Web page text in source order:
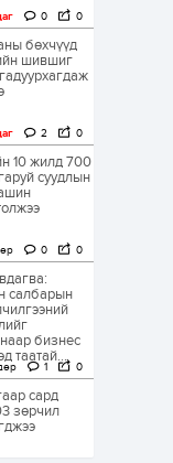
0 0
бөхчүүд
шившиг
2 0
10 жилд 700
суудлын
0 0
салбарын
бизнес
таатай...
1 0
сард
зөрчил